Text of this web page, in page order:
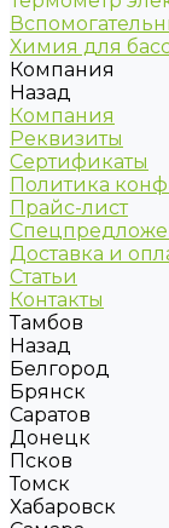
Химия для
Компания
Назад
Компания
Реквизиты
Сертификаты
Политика
Прайс-лист
Доставка и
Статьи
Контакты
Тамбов
Назад
Белгород
Брянск
Саратов
Донецк
Псков
Томск
Хабаровск